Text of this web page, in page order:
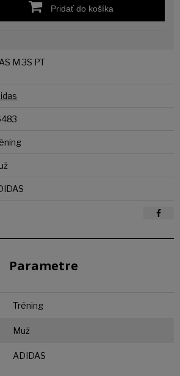
Pridať do košíka
M 3S PT
Parametre
Tréning
Muž
ADIDAS